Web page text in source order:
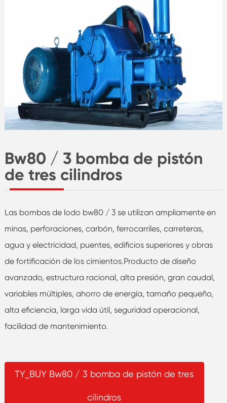
Bw80 / 3 bomba de pistón
de tres cilindros
Las bombas de lodo bw80 / 3 se utilizan ampliamente en
minas, perforaciones, carbón, ferrocarriles, carreteras,
agua y electricidad, puentes, edificios superiores y obras
de fortificación de los cimientos.Producto de diseño
avanzado, estructura racional, alta presión, gran caudal,
variables múltiples, ahorro de energía, tamaño pequeño,
alta eficiencia, larga vida útil, seguridad operacional,
facilidad de mantenimiento.
TY_BUY Bw80 / 3 bomba de pistón de tres
cilindros